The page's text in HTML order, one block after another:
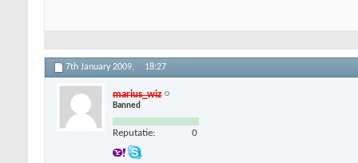
7th January 2009, 18:27
marius_wiz
Banned
Reputatie: 0